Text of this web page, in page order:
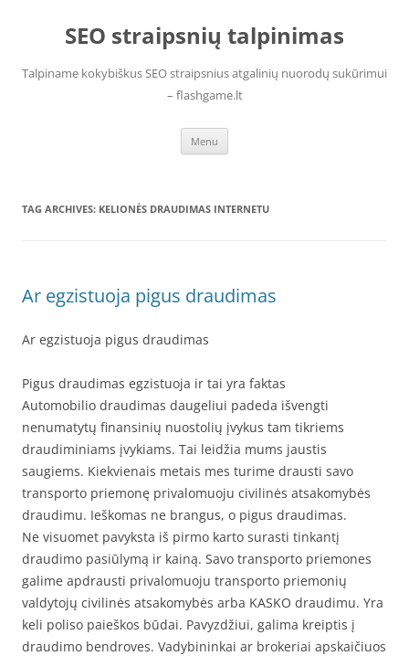
contentSEO straipsnių talpinimas
Talpiname kokybiškus SEO straipsnius atgalinių nuorodų sukūrimui
– flashgame.lt
Menu
TAG ARCHIVES: KELIONĖS DRAUDIMAS INTERNETU
Ar egzistuoja pigus draudimas
Ar egzistuoja pigus draudimas
Pigus draudimas egzistuoja ir tai yra faktas
Automobilio draudimas daugeliui padeda išvengti
nenumatytų finansinių nuostolių įvykus tam tikriems
draudiminiams įvykiams. Tai leidžia mums jaustis
saugiems. Kiekvienais metais mes turime drausti savo
transporto priemonę privalomuoju civilinės atsakomybės
draudimu. Ieškomas ne brangus, o pigus draudimas.
Ne visuomet pavyksta iš pirmo karto surasti tinkantį
draudimo pasiūlymą ir kainą. Savo transporto priemones
galime apdrausti privalomuoju transporto priemonių
valdytojų civilinės atsakomybės arba KASKO draudimu. Yra
keli poliso paieškos būdai. Pavyzdžiui, galima kreiptis į
draudimo bendroves. Vadybininkai ar brokeriai apskaičiuos